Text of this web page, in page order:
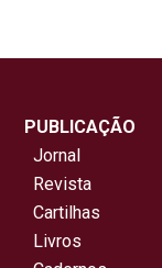
PUBLICAÇÃO
Jornal
Revista
Cartilhas
Livros